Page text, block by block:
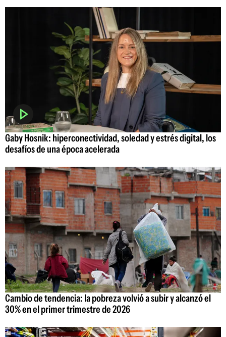
Gaby Hosnik: hiperconectividad, soledad y estrés digital, los
desafíos de una época acelerada
Cambio de tendencia: la pobreza volvió a subir y alcanzó el
30% en el primer trimestre de 2026